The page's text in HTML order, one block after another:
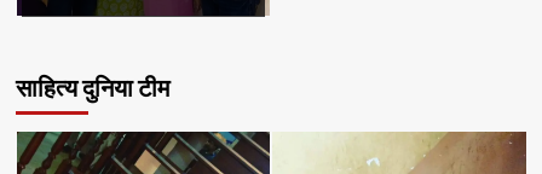
साहित्य दुनिया टीम